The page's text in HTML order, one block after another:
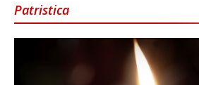
Patristica